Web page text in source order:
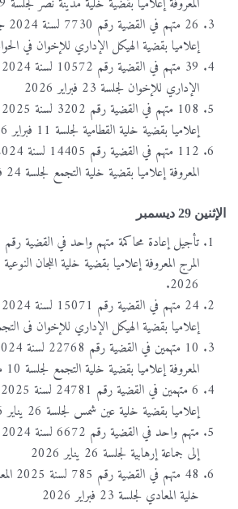
إعلاميا بقضية الهيكل الإداري للإخوان في الحوامدية
الإداري للإخوان لجلسة 23 فبراير 2026
إعلاميا بقضية خلية القطامية لجلسة 11 فبراير 2026
المعروفة إعلاميا بقضية خلية التجمع لجلسة 24 فبراير 2026.
الإثنين 29 ديسمبر
2026.
إعلاميا بقضية الهيكل الإداري للإخوان فى التجمع لجلسة 24
المعروفة إعلاميا بقضية خلية التجمع لجلسة 10 مارس 2026.
إعلاميا بقضية خلية عين شمس لجلسة 26 يناير 2026
إلى جماعة إرهابية لجلسة 26 يناير 2026
48
خلية المعادي لجلسة 23 فبراير 2026